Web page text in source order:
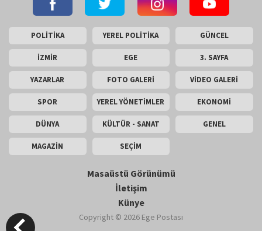
POLİTİKA YEREL POLİTİKA GÜNCEL
İZMİR EGE 3. SAYFA
YAZARLAR FOTO GALERİ VİDEO GALERİ
SPOR YEREL YÖNETİMLER EKONOMİ
DÜNYA KÜLTÜR - SANAT GENEL
MAGAZİN SEÇİM
Masaüstü Görünümü
İletişim
Künye
Copyright © 2026 Ege Postası